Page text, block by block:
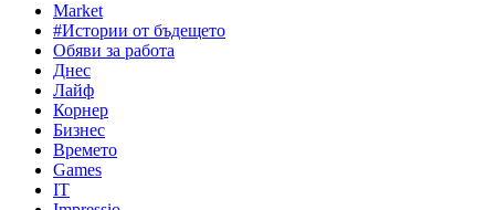
Market
#Истории от бъдещето
Обяви за работа
Днес
Лайф
Корнер
Бизнес
Времето
Games
IT